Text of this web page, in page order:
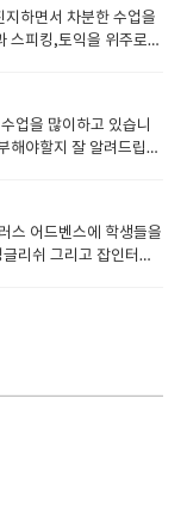
하면서 차분한 수업을
스피킹,토익을 위주로
업을 많이하고 있습니
해야할지 잘 알려드립니
스 어드벤스에 학생들을
리쉬 그리고 잡인터뷰